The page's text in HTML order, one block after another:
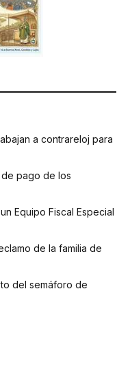
a contrareloj para
de pago de los
Equipo Fiscal Especial
de la familia de
del semáforo de